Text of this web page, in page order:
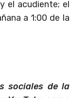
el acudiente; el
a 1:00 de la
sociales de la